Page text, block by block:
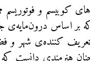
کوبیسم و فوتوریسم
اساس درون‌مایه‌ی
کننده‌ی شهر و